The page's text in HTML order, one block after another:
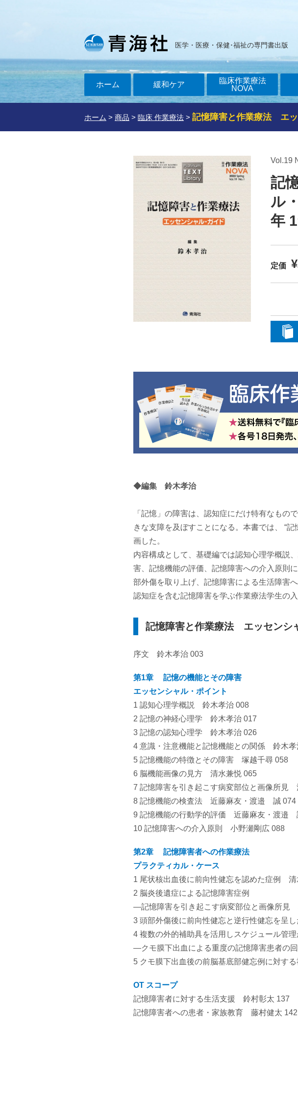
医学・医療・保健･福祉の専門書出版
ホーム 緩和ケア
臨床作業療法
NOVA
ホーム > 商品 > 臨床 作業療法 > 記憶障害と作業療法 エッ
Vol.19
記
ル
年
定価
◆編集 鈴木孝治
「記憶」の障害は、認知症にだけ特有なもの
きな支障を及ぼすことになる。本書では、 “
画した。
内容構成として、基礎編では認知心理学概説
害、記憶機能の評価、記憶障害への介入原則
部外傷を取り上げ、記憶障害による生活障害
認知症を含む記憶障害を学ぶ作業療法学生の
記憶障害と作業療法 エッセンシ
序文 鈴木孝治 003
第1章 記憶の機能とその障害
エッセンシャル・ポイント
1 認知心理学概説 鈴木孝治 008
2 記憶の神経心理学 鈴木孝治 017
3 記憶の認知心理学 鈴木孝治 026
4 意識・注意機能と記憶機能との関係 鈴木孝
5 記憶機能の特徴とその障害 塚越千尋 058
6 脳機能画像の見方 清水兼悦 065
7 記憶障害を引き起こす病変部位と画像所見
8 記憶機能の検査法 近藤麻友・渡邉 誠 074
9 記憶機能の行動学的評価 近藤麻友・渡邉
10 記憶障害への介入原則 小野瀬剛広 088
第2章 記憶障害者への作業療法
プラクティカル・ケース
1 尾状核出血後に前向性健忘を認めた症例 清
2 脳炎後遺症による記憶障害症例
―記憶障害を引き起こす病変部位と画像所見
3 頭部外傷後に前向性健忘と逆行性健忘を呈
4 複数の外的補助具を活用しスケジュール管
―クモ膜下出血による重度の記憶障害患者の
5 クモ膜下出血後の前脳基底部健忘例に対す
OT スコープ
記憶障害者に対する生活支援 鈴村彰太 137
記憶障害者への患者・家族教育 藤村健太 142